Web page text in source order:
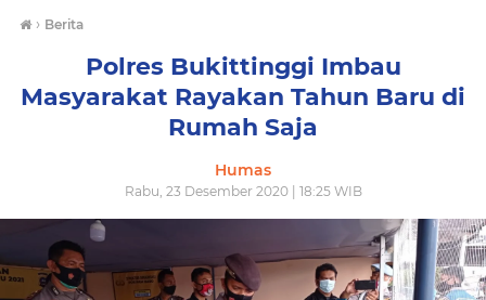
› Berita
Polres Bukittinggi Imbau
Masyarakat Rayakan Tahun Baru di
Rumah Saja
Humas
Rabu, 23 Desember 2020 | 18:25 WIB